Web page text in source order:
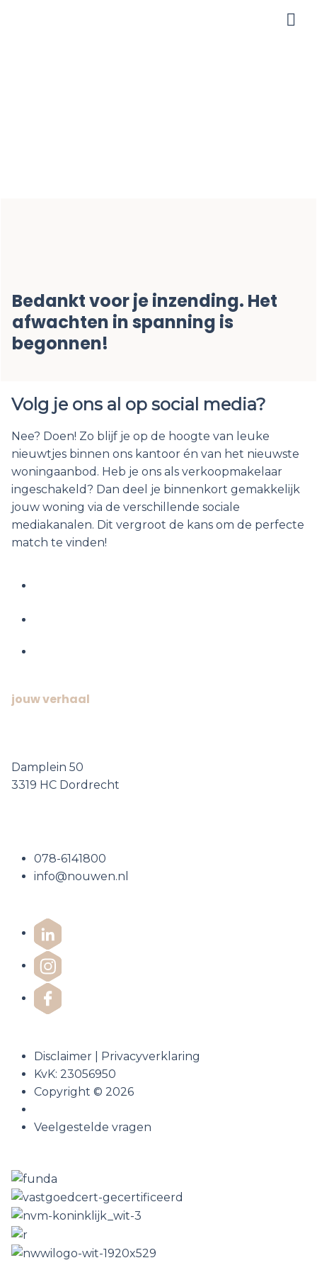
Bedankt voor je inzending. Het
afwachten in spanning is
begonnen!
Volg je ons al op social media?
Nee? Doen! Zo blijf je op de hoogte van leuke
nieuwtjes binnen ons kantoor én van het nieuwste
woningaanbod. Heb je ons als verkoopmakelaar
ingeschakeld? Dan deel je binnenkort gemakkelijk
jouw woning via de verschillende sociale
mediakanalen. Dit vergroot de kans om de perfecte
match te vinden!
jouw verhaal
Damplein 50
3319 HC Dordrecht
078-6141800
info@nouwen.nl
Disclaimer
Privacyverklaring
KvK: 23056950
Copyright © 2026
Veelgestelde vragen